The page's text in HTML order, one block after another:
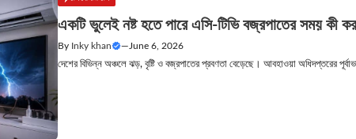
একটি ভুলেই নষ্ট হতে পারে এসি-টিভি বজ্রপাতের সময় কী
By Inky khan — June 6, 2026
দেশের বিভিন্ন অঞ্চলে ঝড়, বৃষ্টি ও বজ্রপাতের প্রবণতা বেড়েছে। আবহাওয়া অধিদপ্তরের